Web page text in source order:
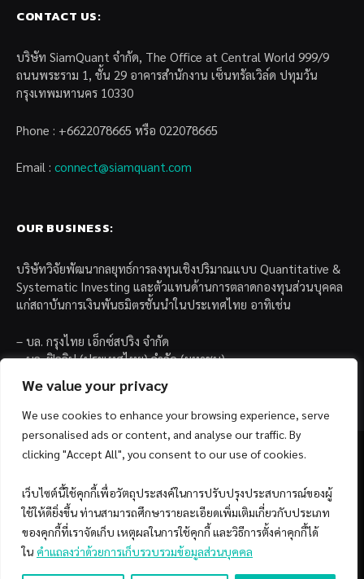
We value your privacy
We use cookies to enhance your browsing experience, serve
personalised ads or content, and analyse our traffic. By
clicking "Accept All", you consent to our use of cookies.
เว็บไซต์นี้ใช้คุกกี้เพื่อวัตถุประสงค์ในการปรับปรุงประสบการณ์ของผู้
ใช้ให้ดียิ่งขึ้น ท่านสามารถศึกษารายละเอียดเพิ่มเติมเกี่ยวกับประเภท
ของคุกกี้ที่เราจัดเก็บ เหตุผลในการใช้คุกกี้ และวิธีการตั้งค่าคุกกี้ได้
ใน คำแถลงว่าด้วยการเก็บรวบรวมข้อมูลส่วนบุคคล
CONTACT US:
บริษัท SiamQuant จำกัด, The Office at Central World 999/9
ถนนพระราม 1, ชั้น 29 อาคารสำนักงาน เซ็นทรัลเวิล์ด ปทุมวัน
กรุงเทพมหานคร 10330
Phone : +6622078665 หรือ 022078665
Email : connect@siamquant.com
OUR BUSINESS:
บริษัทวิจัยพัฒนากลยุทธ์การลงทุนเชิงปริมาณแบบ Quantitative &
Systematic Investing และตัวแทนด้านการตลาดกองทุนส่วนบุคคล
แก่สถาบันการเงินพันธมิตรชั้นนำในประเทศไทย อาทิเช่น
– บล. กรุงไทย เอ็กซ์สปริง จำกัด
– บล. ฟิลลิป (ประเทศไทย) จำกัด (มหาชน)
FacebookYouTube
© 2026 Copyright by SiamQuant.